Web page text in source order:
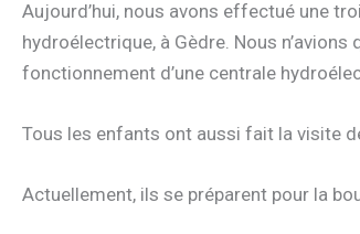
Aujourd’hui, nous avons effectué une
hydroélectrique, à Gèdre. Nous
fonctionnement d’une centrale
Tous les enfants ont aussi fait la visite
Actuellement, ils se préparent pour la